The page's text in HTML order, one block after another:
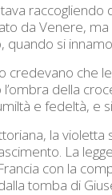
da Venere,
quando si
credevano che
della
e fedeltà, e
la
La
con la
tomba di